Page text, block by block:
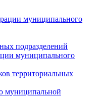
муниципального
подразделений
муниципального
территориальных
муниципальной